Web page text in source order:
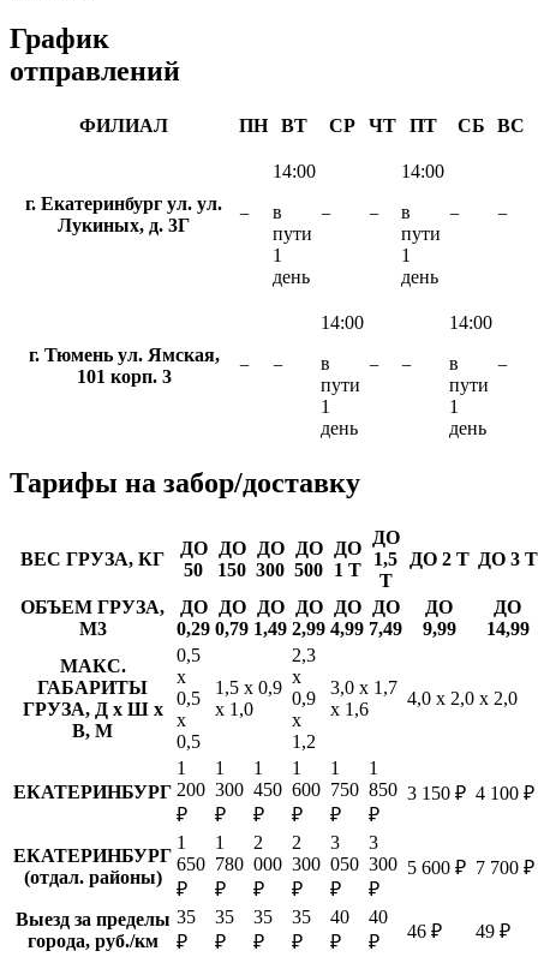
График
отправлений
ФИЛИАЛ ПН ВТ СР ЧТ ПТ СБ ВС
г. Екатеринбург ул. ул.
Лукиных, д. 3Г
−
14:00
в
пути
1
день
− −
14:00
в
пути
1
день
− −
г. Тюмень ул. Ямская,
101 корп. 3
− −
14:00
в
пути
1
день
− −
14:00
в
пути
1
день
−
Тарифы на забор/доставку
ВЕС ГРУЗА, КГ
ДО
50
ДО
150
ДО
300
ДО
500
ДО
1 Т
ДО
1,5
Т
ДО 2 Т ДО 3 Т
ОБЪЕМ ГРУЗА,
М3
ДО
0,29
ДО
0,79
ДО
1,49
ДО
2,99
ДО
4,99
ДО
7,49
ДО
9,99
ДО
14,99
МАКС.
ГАБАРИТЫ
ГРУЗА, Д х Ш х
В, М
0,5
х
0,5
х
0,5
1,5 х 0,9
х 1,0
2,3
х
0,9
х
1,2
3,0 х 1,7
х 1,6
4,0 х 2,0 х 2,0
ЕКАТЕРИНБУРГ
1
200
₽
1
300
₽
1
450
₽
1
600
₽
1
750
₽
1
850
₽
3 150 ₽ 4 100 ₽
ЕКАТЕРИНБУРГ
(отдал. районы)
1
650
₽
1
780
₽
2
000
₽
2
300
₽
3
050
₽
3
300
₽
5 600 ₽ 7 700 ₽
Выезд за пределы
города, руб./км
35
₽
35
₽
35
₽
35
₽
40
₽
40
₽
46 ₽ 49 ₽